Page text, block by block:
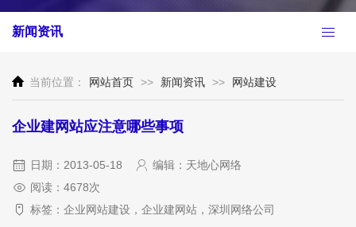
新闻资讯
当前位置： 网站首页 >> 新闻资讯 >> 网站建设
企业建网站应注意哪些事项
日期：2013-05-18
编辑：天地心网络
阅读：4678次
标签：企业网站建设，企业建网站，深圳网络公司